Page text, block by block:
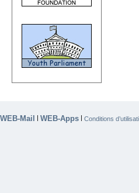
WEB-Mail WEB-Apps Conditions